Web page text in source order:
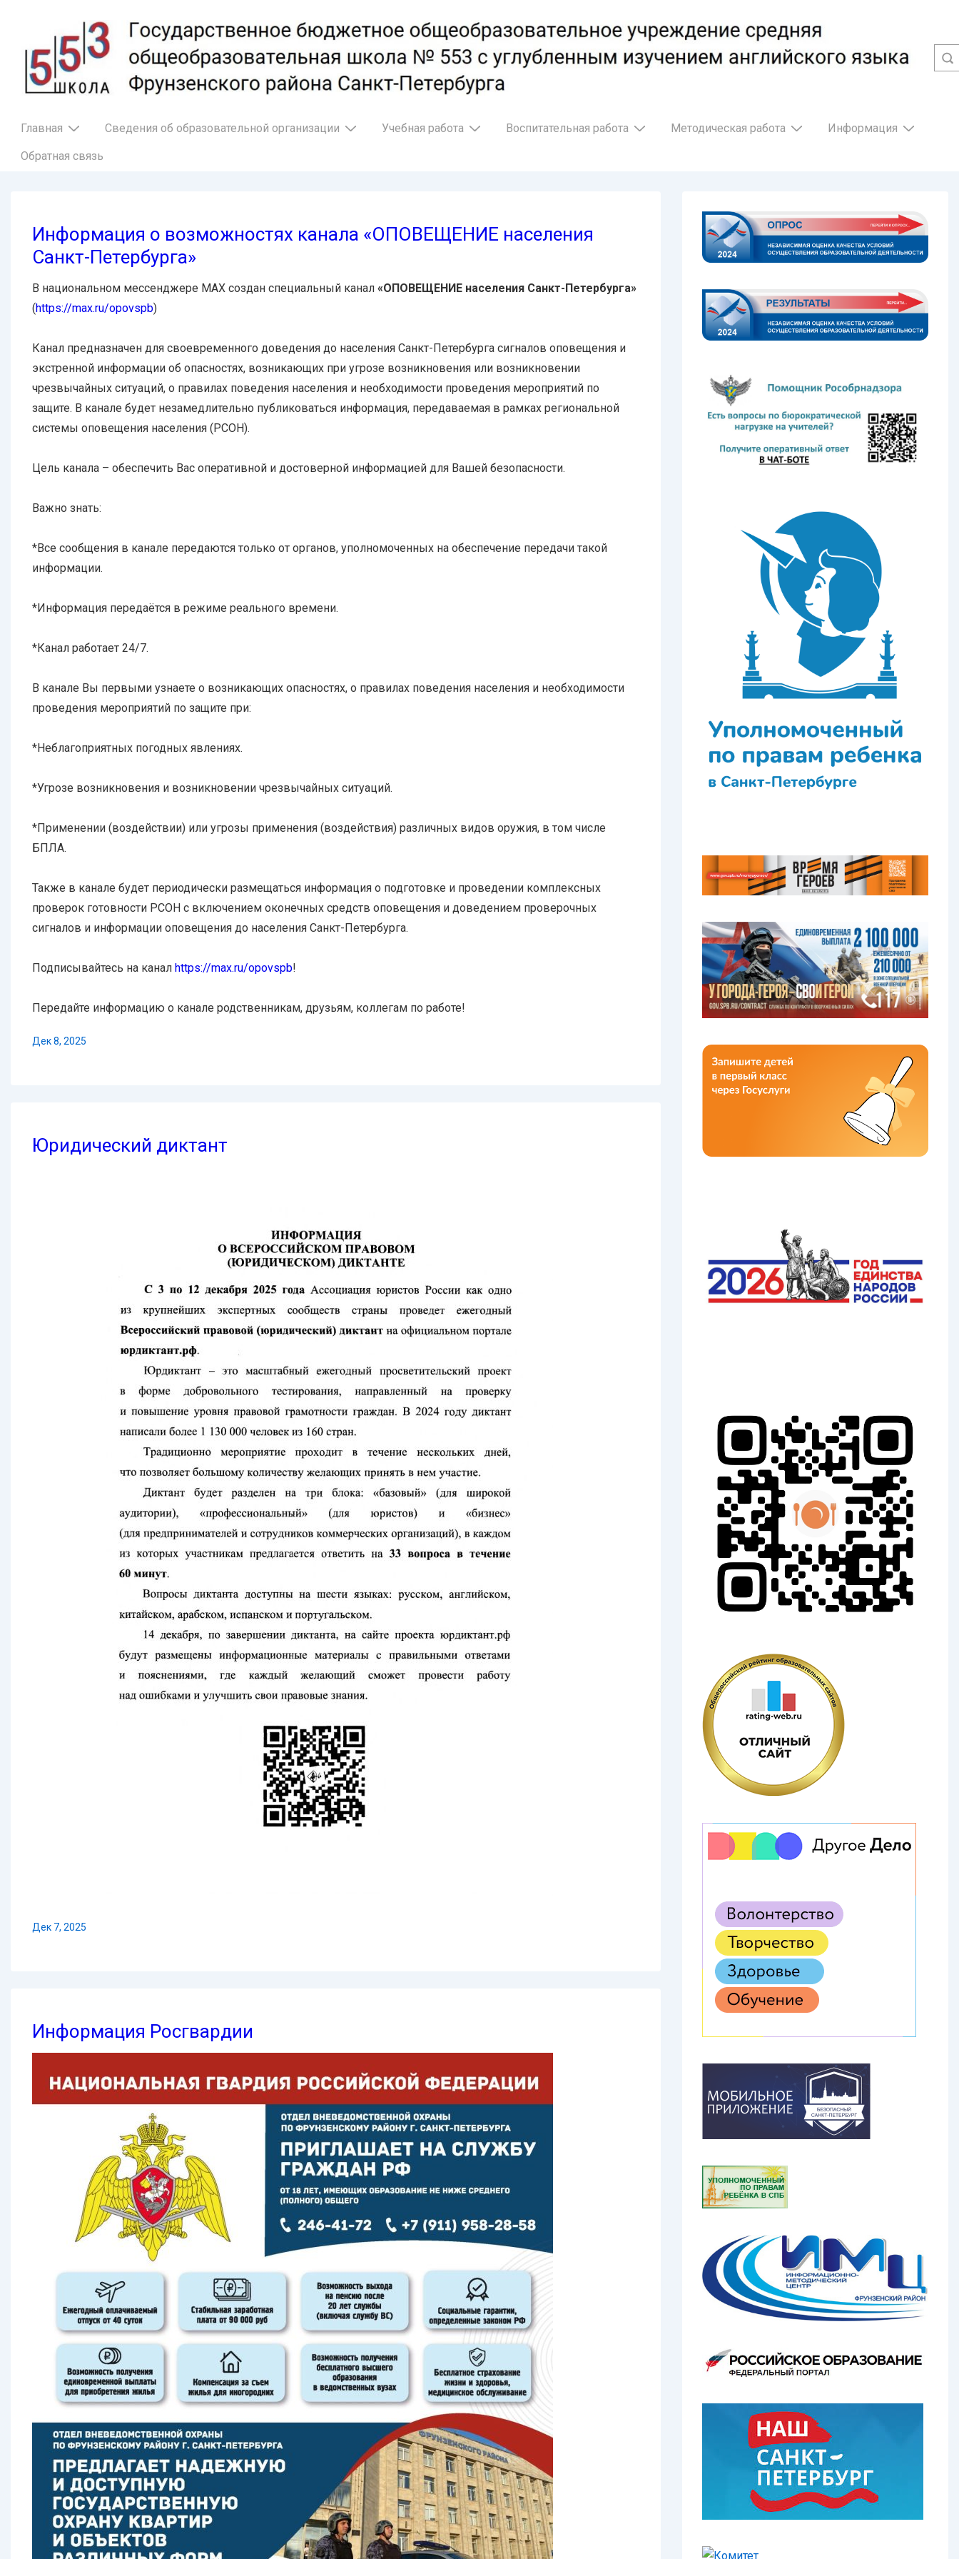
основному
содержимому
Основная
Главная Сведения об образовательной организации Учебная работа Воспитательная работа Методическая работа Информация
Обратная связь
Информация о возможностях канала «ОПОВЕЩЕНИЕ населения
Санкт-Петербурга»
В национальном мессенджере MAX создан специальный канал «ОПОВЕЩЕНИЕ населения Санкт-Петербурга»
(https://max.ru/opovspb)
Канал предназначен для своевременного доведения до населения Санкт-Петербурга сигналов оповещения и
экстренной информации об опасностях, возникающих при угрозе возникновения или возникновении
чрезвычайных ситуаций, о правилах поведения населения и необходимости проведения мероприятий по
защите. В канале будет незамедлительно публиковаться информация, передаваемая в рамках региональной
системы оповещения населения (РСОН).
Цель канала – обеспечить Вас оперативной и достоверной информацией для Вашей безопасности.
Важно знать:
*Все сообщения в канале передаются только от органов, уполномоченных на обеспечение передачи такой
информации.
*Информация передаётся в режиме реального времени.
*Канал работает 24/7.
В канале Вы первыми узнаете о возникающих опасностях, о правилах поведения населения и необходимости
проведения мероприятий по защите при:
*Неблагоприятных погодных явлениях.
*Угрозе возникновения и возникновении чрезвычайных ситуаций.
*Применении (воздействии) или угрозы применения (воздействия) различных видов оружия, в том числе
БПЛА.
Также в канале будет периодически размещаться информация о подготовке и проведении комплексных
проверок готовности РСОН с включением оконечных средств оповещения и доведением проверочных
сигналов и информации оповещения до населения Санкт-Петербурга.
Подписывайтесь на канал https://max.ru/opovspb!
Передайте информацию о канале родственникам, друзьям, коллегам по работе!
Дек 8, 2025
Юридический диктант
Дек 7, 2025
Информация Росгвардии